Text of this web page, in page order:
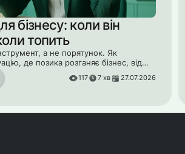
бізнесу: коли він
топить
а не порятунок. Як
де позика розганяє бізнес, від
поглиблює яму.
117 7 хв 27.07.2026